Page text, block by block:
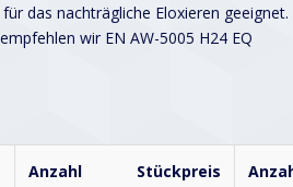
das nachträgliche Eloxieren geeignet.
wir EN AW-5005 H24 EQ
Anzahl Stückpreis